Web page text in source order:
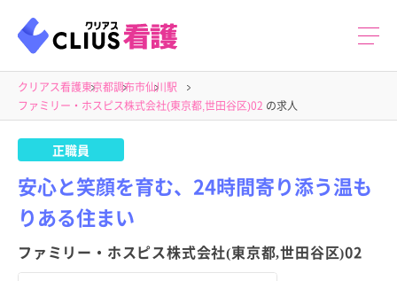
クリアス看護東京都調布市仙川駅
ファミリー・ホスピス株式会社(東京都,世田谷区)02 の求人
正職員
安心と笑顔を育む、24時間寄り添う温も
りある住まい
ファミリー・ホスピス株式会社(東京都,世田谷区)02